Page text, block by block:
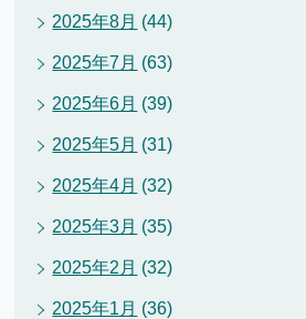
2025年8月 (44)
2025年7月 (63)
2025年6月 (39)
2025年5月 (31)
2025年4月 (32)
2025年3月 (35)
2025年2月 (32)
2025年1月 (36)